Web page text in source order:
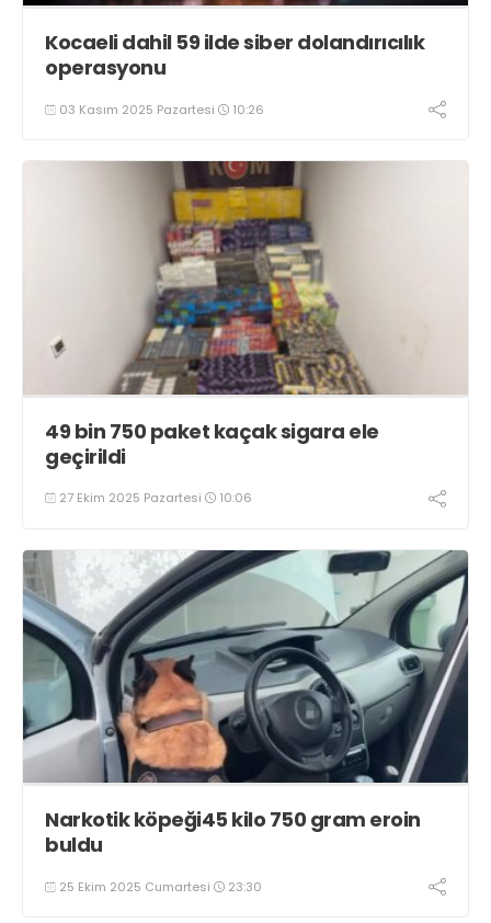
Kocaeli dahil 59 ilde siber dolandırıcılık
operasyonu
03 Kasım 2025 Pazartesi 10:26
49 bin 750 paket kaçak sigara ele
geçirildi
27 Ekim 2025 Pazartesi 10:06
Narkotik köpeği45 kilo 750 gram eroin
buldu
25 Ekim 2025 Cumartesi 23:30